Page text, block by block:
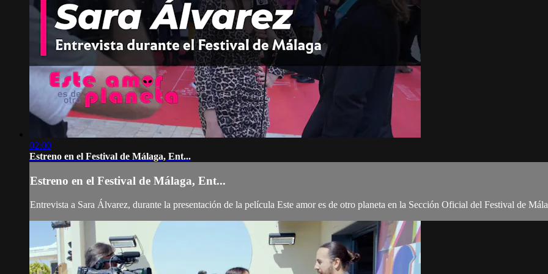
02:00
Estreno en el Festival de Málaga, Ent...
Estreno en el Festival de Málaga, Ent...
Entrevista a Sara Álvarez, durante la presentación de la película Este amor es de otro planeta en la Sección Oficial del Festival de